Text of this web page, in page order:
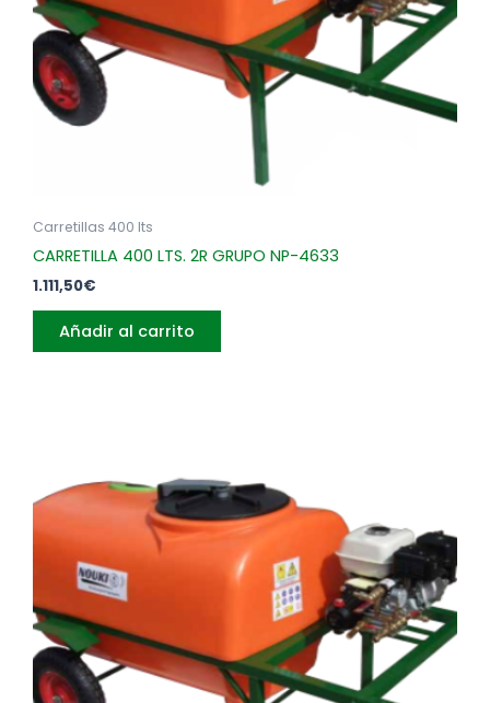
Carretillas 400 lts
CARRETILLA 400 LTS. 2R GRUPO NP-4633
1.111,50€
Añadir al carrito